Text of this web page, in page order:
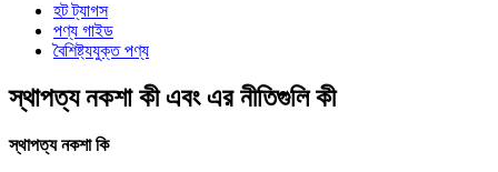
হট ট্যাগস
পণ্য গাইড
বৈশিষ্ট্যযুক্ত পণ্য
স্থাপত্য নকশা কী এবং এর নীতিগুলি কী
স্থাপত্য নকশা কি